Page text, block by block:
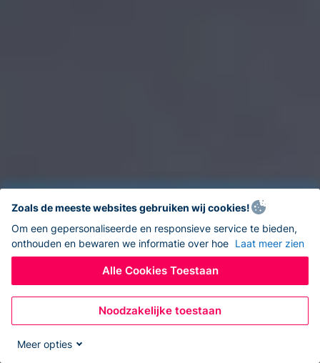
Zoals de meeste websites gebruiken wij cookies!
Om een gepersonaliseerde en responsieve service te bieden,
onthouden en bewaren we informatie over hoe Laat meer zien
Alle Cookies Toestaan
Noodzakelijke toestaan
Meer opties